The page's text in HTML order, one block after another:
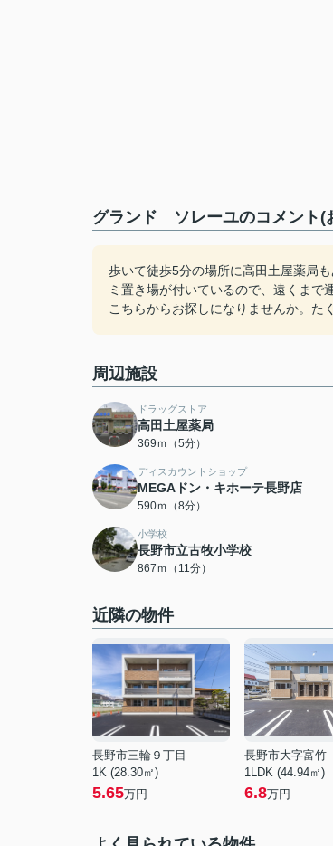
グランド ソレーユのコメント(
歩いて徒歩5分の場所に高田土屋薬局
ミ置き場が付いているので、遠くま
こちらからお探しになりませんか。た
周辺施設
ドラッグストア
高田土屋薬局
369ｍ（5分）
ディスカウントショップ
MEGAドン・キホーテ長野店
590ｍ（8分）
小学校
長野市立古牧小学校
867ｍ（11分）
近隣の物件
長野市三輪９丁目
1K (28.30㎡)
5.65万円
長野市大字富竹
1LDK (44.94㎡)
6.8万円